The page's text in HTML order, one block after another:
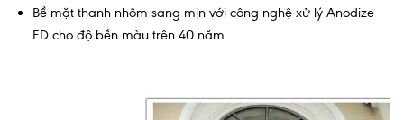
Bề mặt thanh nhôm sang mịn với công nghệ xử lý Anodize
ED cho độ bền màu trên 40 năm.